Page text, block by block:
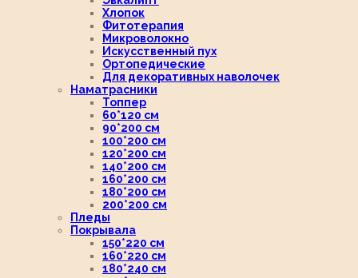
Хлопок
Фитотерапия
Микроволокно
Искусственный пух
Ортопедические
Для декоративных наволочек
Наматрасники
Топпер
60*120 см
90*200 см
100*200 см
120*200 см
140*200 см
160*200 см
180*200 см
200*200 см
Пледы
Покрывала
150*220 см
160*220 см
180*240 см